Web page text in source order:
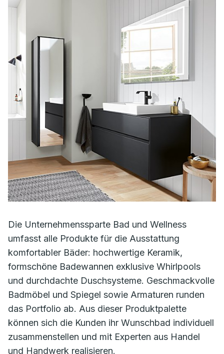
Die Unternehmenssparte Bad und Wellness
umfasst alle Produkte für die Ausstattung
komfortabler Bäder: hochwertige Keramik,
formschöne Badewannen exklusive Whirlpools
und durchdachte Duschsysteme. Geschmackvolle
Badmöbel und Spiegel sowie Armaturen runden
das Portfolio ab. Aus dieser Produktpalette
können sich die Kunden ihr Wunschbad individuell
zusammenstellen und mit Experten aus Handel
und Handwerk realisieren.